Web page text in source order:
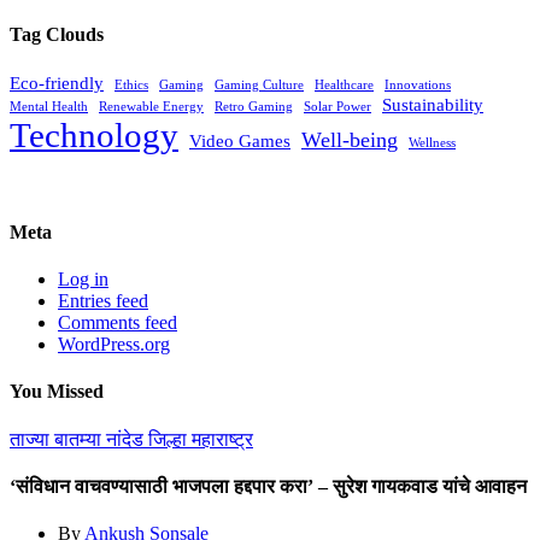
Tag Clouds
Eco-friendly Ethics Gaming Gaming Culture Healthcare
Innovations
Mental Health
Renewable Energy Retro Gaming Solar Power Sustainability
Technology Video Games Well-being Wellness
Meta
Log in
Entries feed
Comments feed
WordPress.org
You Missed
ताज्या बातम्यानांदेड जिल्हामहाराष्ट्र
‘संविधान वाचवण्यासाठी भाजपला हद्दपार करा’ – सुरेश गायकवाड यांचे आवाहन
By Ankush Sonsale